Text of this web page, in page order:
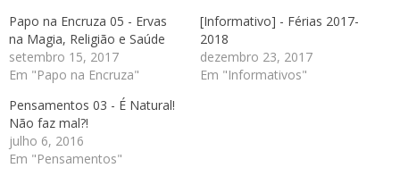
Papo na Encruza 05 - Ervas
na Magia, Religião e Saúde
setembro 15, 2017
Em "Papo na Encruza"
[Informativo] - Férias 2017-
2018
dezembro 23, 2017
Em "Informativos"
Pensamentos 03 - É Natural!
Não faz mal?!
julho 6, 2016
Em "Pensamentos"